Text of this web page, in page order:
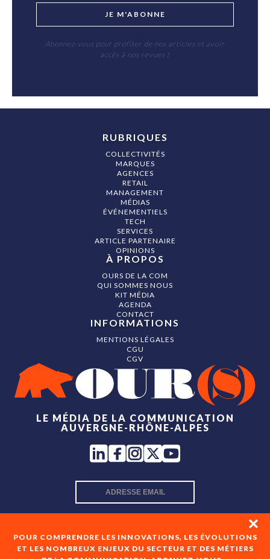
JE M'ABONNE
Abonnez-vous pour profiter de nos articles et avoir
accès à nos revues !
POUR COMPRENDRE LES INNOVATIONS, LES ÉVOLUTIONS
ET LES NOMBREUX ENJEUX DU SECTEUR ET DES MÉTIERS
LE MÉDIA DE LA COMMUNICATION
AUVERGNE-RHÔNE-ALPES
RUBRIQUES
COLLECTIVITÉS
MARQUES
AGENCES
RETAIL
MANAGEMENT
MÉDIAS
ÉVÉNEMENTIELS
TECH
SERVICES
ARTICLE PARTENAIRE
OPINIONS
À PROPOS
OURS DE LA COM
QUI SOMMES NOUS
KIT MÉDIA
AGENDA
CONTACT
INFORMATIONS
MENTIONS LÉGALES
CGU
CGV